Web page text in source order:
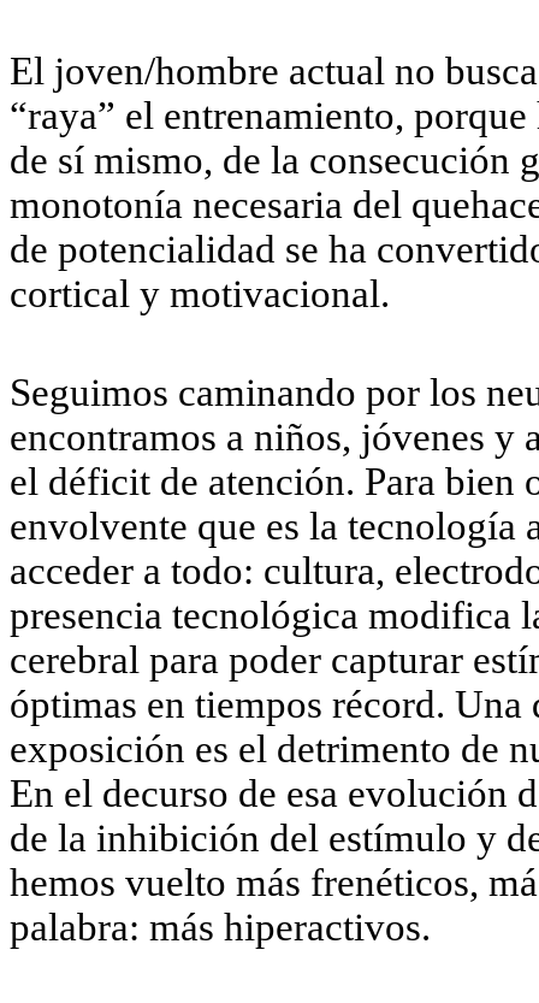
El joven/hombre actual no
“raya” el entrenamiento,
de sí mismo, de la consecución
monotonía necesaria del
de potencialidad se ha
cortical y motivacional.
Seguimos caminando por los
encontramos a niños, jóvenes y
el déficit de atención. Para bien
envolvente que es la tecnología
acceder a todo: cultura,
presencia tecnológica modifica
cerebral para poder capturar
óptimas en tiempos récord. Una
exposición es el detrimento de
En el decurso de esa evolución
de la inhibición del estímulo y
hemos vuelto más frenéticos,
palabra: más hiperactivos.